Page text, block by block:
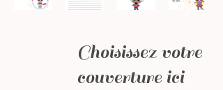
Choisissez votre
couverture ici